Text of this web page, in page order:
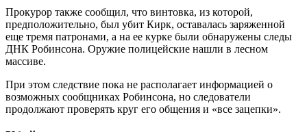
Прокурор также сообщил, что винтовка, из которой,
предположительно, был убит Кирк, оставалась заряженной
еще тремя патронами, а на ее курке были обнаружены следы
ДНК Робинсона. Оружие полицейские нашли в лесном
массиве.
При этом следствие пока не располагает информацией о
возможных сообщниках Робинсона, но следователи
продолжают проверять круг его общения и «все зацепки».